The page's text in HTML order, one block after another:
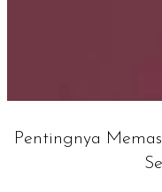
Pentingnya